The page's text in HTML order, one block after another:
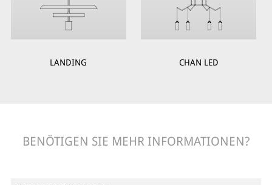
LANDING CHAN LED
BENÖTIGEN SIE MEHR INFORMATIONEN?